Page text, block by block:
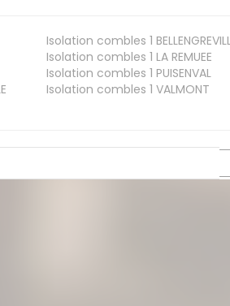
Isolation combles 1
Isolation combles 1 LA REMUEE
Isolation combles 1 PUISENVAL
Isolation combles 1 VALMONT